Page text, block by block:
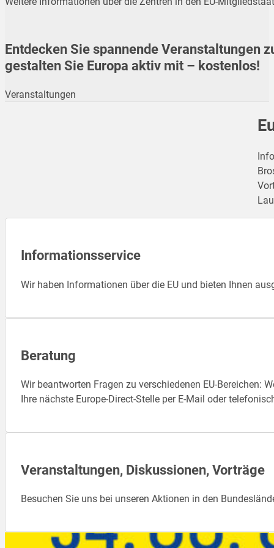
Entdecken Sie spannende Veranstaltungen
gestalten Sie Europa aktiv mit – kostenlos!
Veranstaltungen
Informationsservice
Wir haben Informationen über die EU und bieten Ihnen
Beratung
Wir beantworten Fragen zu verschiedenen EU-Bereichen:
Ihre nächste Europe-Direct-Stelle per E-Mail oder
Veranstaltungen, Diskussionen, Vorträge
Besuchen Sie uns bei unseren Aktionen in den